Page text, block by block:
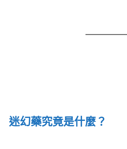
迷幻藥究竟是什麼？